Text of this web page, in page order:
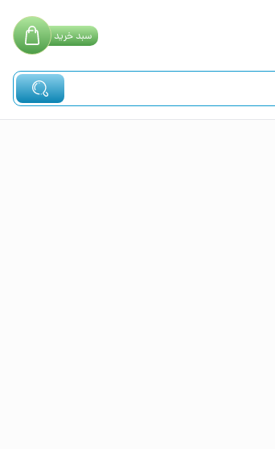
سبدخرید